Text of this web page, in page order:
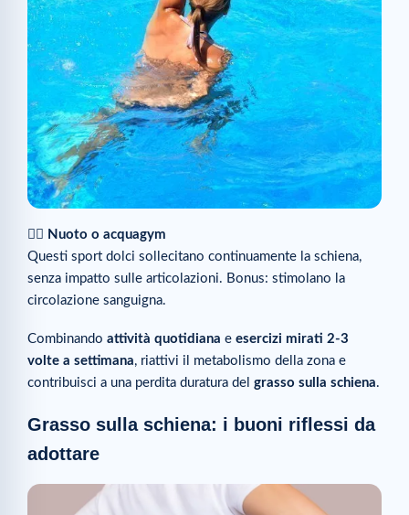
🏊‍♀️ Nuoto o acquagym
Questi sport dolci sollecitano continuamente la schiena,
senza impatto sulle articolazioni. Bonus: stimolano la
circolazione sanguigna.
Combinando attività quotidiana e esercizi mirati 2-3
volte a settimana, riattivi il metabolismo della zona e
contribuisci a una perdita duratura del grasso sulla schiena.
Grasso sulla schiena: i buoni riflessi da
adottare